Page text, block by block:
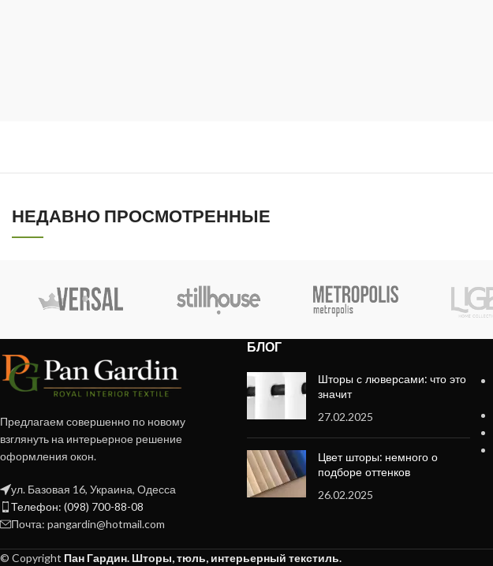
НЕДАВНО ПРОСМОТРЕННЫЕ
Предлагаем совершенно по новому
взглянуть на интерьерное решение
оформления окон.
ул. Базовая 16, Украина, Одесса
Телефон: (098) 700-88-08
Почта: pangardin@hotmail.com
БЛОГ
Шторы с люверсами: что это
значит
27.02.2025
Цвет шторы: немного о
подборе оттенков
26.02.2025
© Copyright Пан Гардин. Шторы, тюль, интерьерный текстиль.